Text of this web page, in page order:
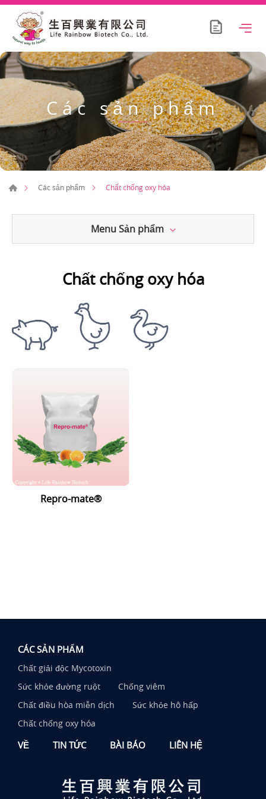
Các sản phẩm
Các sản phẩm Chất chống oxy hóa
Menu Sản phẩm
Chất chống oxy hóa
Repro-mate®
CÁC SẢN PHẨM
Chất giải độc Mycotoxin
Sức khỏe đường ruột
Chống viêm
Chất điều hòa miễn dịch
Sức khỏe hô hấp
Chất chống oxy hóa
VỀ TIN TỨC BÀI BÁO LIÊN HỆ